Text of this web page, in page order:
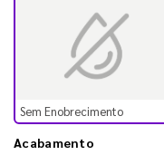
Sem Enobrecimento
Acabamento